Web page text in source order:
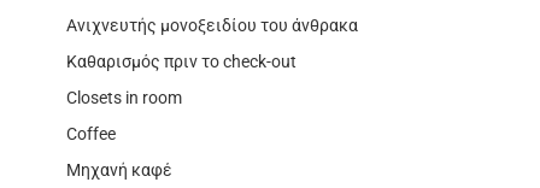
Ανιχνευτής μονοξειδίου του άνθρακα
Καθαρισμός πριν το check-out
Closets in room
Coffee
Μηχανή καφέ